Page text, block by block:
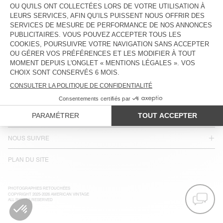
ACCESSIBILITÉ
JOIN US
SERVICE CLIENT
MENTIONS LÉGALES
NOS BOUTIQUES
NOUS SUIVRE
PLAN DU SITE
NEWSLETTER
PHOTOGRAPHIES RETOUCHÉES
COPYRIGHT 2025-2026 AMERICAN VINTAGE
ALL RIGHTS RESERVED